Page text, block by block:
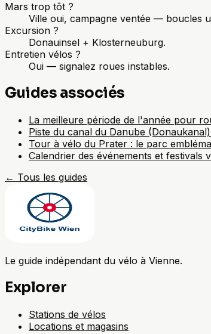
Mars trop tôt ?
Ville oui, campagne ventée — boucles
Excursion ?
Donauinsel + Klosterneuburg.
Entretien vélos ?
Oui — signalez roues instables.
Guides associés
La meilleure période de l'année pour
Piste du canal du Danube
Tour à vélo du Prater : le parc
Calendrier des événements et festivals
← Tous les guides
Le guide indépendant du vélo à Vienne.
Explorer
Stations de vélos
Locations et magasins